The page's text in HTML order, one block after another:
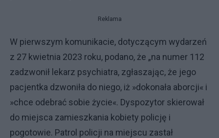
Reklama
W pierwszym komunikacie, dotyczącym wydarzeń
z 27 kwietnia 2023 roku, podano, że „na numer 112
zadzwonił lekarz psychiatra, zgłaszając, że jego
pacjentka dzwoniła do niego, iż »dokonała aborcji« i
»chce odebrać sobie życie«. Dyspozytor skierował
do miejsca zamieszkania kobiety policję i
pogotowie. Patrol policji na miejscu zastał